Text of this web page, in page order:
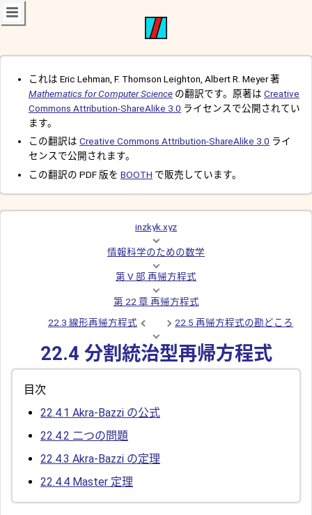
これは Eric Lehman, F. Thomson Leighton, Albert R. Meyer 著
Mathematics for Computer Science の翻訳です。原著は Creative
Commons Attribution-ShareAlike 3.0 ライセンスで公開されてい
ます。
この翻訳は Creative Commons Attribution-ShareAlike 3.0 ライ
センスで公開されます。
この翻訳の PDF 版を BOOTH で販売しています。
inzkyk.xyz
情報科学のための数学
第 V 部 再帰方程式
第 22 章 再帰方程式
22.3 線形再帰方程式
22.5 再帰方程式の勘どころ
22.4 分割統治型再帰方程式
目次
22.4.1 Akra-Bazzi の公式
22.4.2 二つの問題
22.4.3 Akra-Bazzi の定理
22.4.4 Master 定理